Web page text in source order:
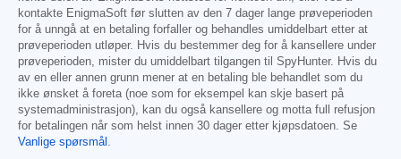
kontakte EnigmaSoft før slutten av den 7 dager lange prøveperioden
for å unngå at en betaling forfaller og behandles umiddelbart etter at
prøveperioden utløper. Hvis du bestemmer deg for å kansellere under
prøveperioden, mister du umiddelbart tilgangen til SpyHunter. Hvis du
av en eller annen grunn mener at en betaling ble behandlet som du
ikke ønsket å foreta (noe som for eksempel kan skje basert på
systemadministrasjon), kan du også kansellere og motta full refusjon
for betalingen når som helst innen 30 dager etter kjøpsdatoen. Se
Vanlige spørsmål .